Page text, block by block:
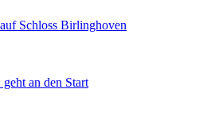
Schloss Birlinghoven
an den Start